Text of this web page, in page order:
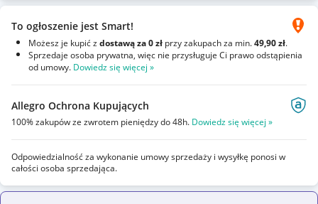
To ogłoszenie jest Smart!
Możesz je kupić zdostawą za 0 zł przy zakupach za min.49,90 zł.
Sprzedaje osoba prywatna, więc nie przysługuje Ci prawo odstąpienia
od umowy. Dowiedz się więcej »
Allegro Ochrona Kupujących
100% zakupów ze zwrotem pieniędzy do 48h. Dowiedz się więcej »
Odpowiedzialność za wykonanie umowy sprzedaży i wysyłkę ponosi w
całości osoba sprzedająca.